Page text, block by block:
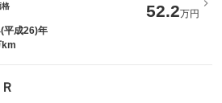
格
52.2万円
平成26)年
km